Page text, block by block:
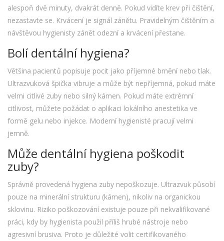
alespoň dvě minuty, dvakrát denně. Pokud vidíte krev při čištění,
nezastavte se. Krvácení je signál zánětu. Pravidelným čištěním a
návštěvou hygienisty zánět odezní a krvácení přestane.
Bolí dentální hygiena?
Většina pacientů popisuje pocit jako příjemné brnění nebo tlak.
Ultrazvuková špička vibruje a může být nepříjemná, pokud máte
velmi citlivé zuby nebo silný kámen. Pokud máte extrémní
citlivost, můžete požádat o aplikaci lokálního anestetika ve
formě gelu nebo injekce. Moderní hygienisté pracují velmi
jemně.
Může dentální hygiena poškodit
zuby?
Správně provedená hygiena zuby nepoškozuje. Ultrazvuk působí
pouze na minerální strukturu (kámen), nikoliv na organickou
sklovinu. Riziko poškozování existuje pouze při nekvalifikované
práci, kdy by hygienista použil příliš hrubé nástroje nebo
agresivní brusiva. Proto je důležité volit certifikovaného